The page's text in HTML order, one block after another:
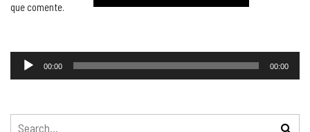
00:00 00:00
que comente.